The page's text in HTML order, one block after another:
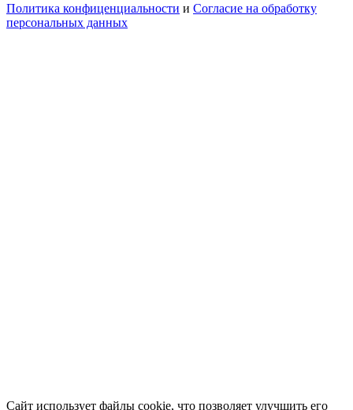
Политика конфиценциальности и Согласие на обработку
персональных данных
Сайт использует файлы cookie, что позволяет улучшить его